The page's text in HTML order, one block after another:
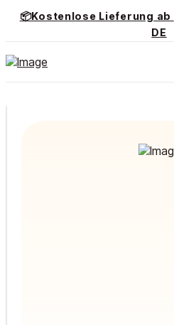
📦Kostenlose Lieferung ab
DE